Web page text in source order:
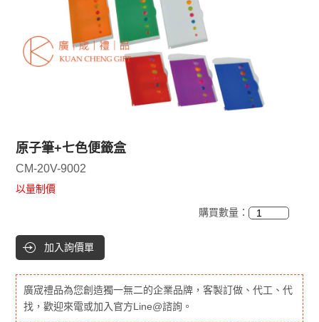
原子筆+七色便籤盒
CM-20V-9002
以量制價
購買數量：
加入詢價單
廣宬禮品為您創造獨一無二的企業品牌，客製訂做、代工、代
找，歡迎來電或加入官方Line@諮詢。